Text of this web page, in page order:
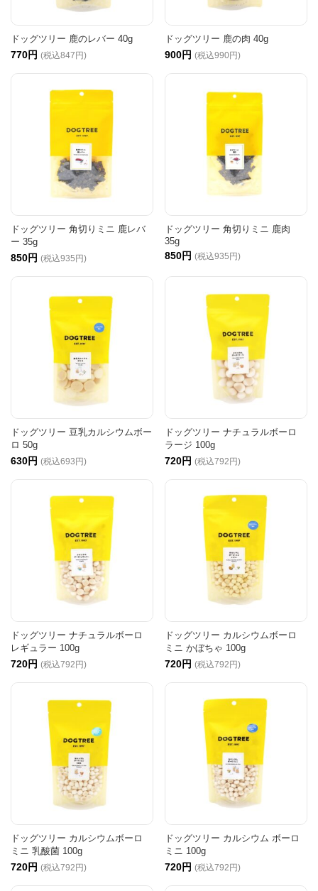
ドッグツリー 鹿のレバー 40g
770円 (税込847円)
ドッグツリー 鹿の肉 40g
900円 (税込990円)
ドッグツリー 角切りミニ 鹿レバ
ー 35g
850円 (税込935円)
ドッグツリー 角切りミニ 鹿肉
35g
850円 (税込935円)
ドッグツリー 豆乳カルシウムボー
ロ 50g
630円 (税込693円)
ドッグツリー ナチュラルボーロ
ラージ 100g
720円 (税込792円)
ドッグツリー ナチュラルボーロ
レギュラー 100g
720円 (税込792円)
ドッグツリー カルシウムボーロ
ミニ かぼちゃ 100g
720円 (税込792円)
ドッグツリー カルシウムボーロ
ミニ 乳酸菌 100g
720円 (税込792円)
ドッグツリー カルシウム ボーロ
ミニ 100g
720円 (税込792円)